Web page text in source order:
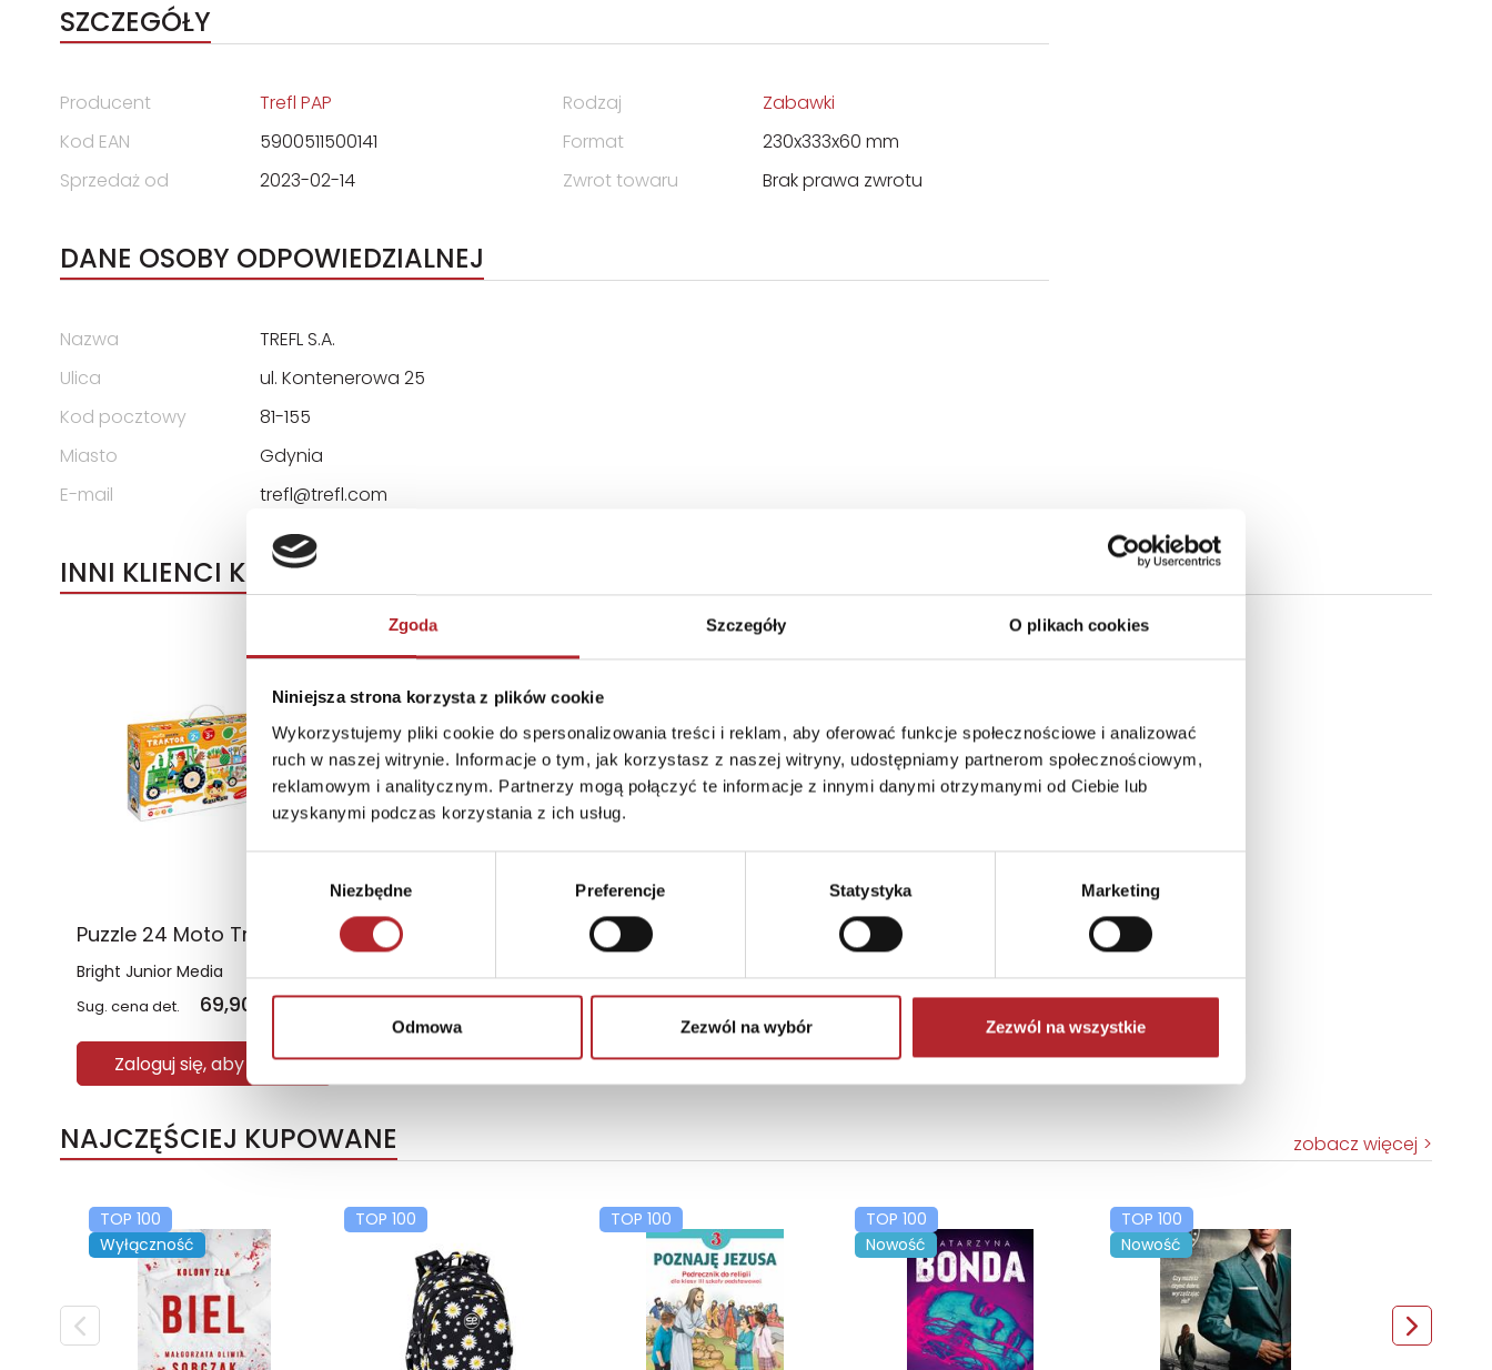
Zgoda Szczegóły O plikach cookies
Niniejsza strona korzysta z plików cookie
Wykorzystujemy pliki cookie do spersonalizowania treści i reklam, aby oferować funkcje społecznościowe i analizować
ruch w naszej witrynie. Informacje o tym, jak korzystasz z naszej witryny, udostępniamy partnerom społecznościowym,
reklamowym i analitycznym. Partnerzy mogą połączyć te informacje z innymi danymi otrzymanymi od Ciebie lub
uzyskanymi podczas korzystania z ich usług.
Niezbędne Preferencje Statystyka Marketing
Odmowa Zezwól na wybór Zezwól na wszystkie
SZCZEGÓŁY
Producent
Trefl PAP
Kod EAN
5900511500141
Sprzedaż od
2023-02-14
Rodzaj
Zabawki
Format
230x333x60 mm
Zwrot towaru
Brak prawa zwrotu
DANE OSOBY ODPOWIEDZIALNEJ
Nazwa
TREFL S.A.
Ulica
ul. Kontenerowa 25
Kod pocztowy
81-155
Miasto
Gdynia
E-mail
trefl@trefl.com
INNI KLIENCI KUPOWALI
Bright Junior Media
Sug. cena det. 69,90
Zaloguj się, aby kupić
NAJCZĘŚCIEJ KUPOWANE zobacz więcej
TOP 100
Wyłączność
TOP 100 TOP 100
TOP 100
Nowość
TOP 100
Nowość